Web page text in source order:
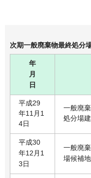
次期一般廃棄物最終処分
年
月
日
平成29
年11月1
4日
一般廃
処分場
平成30
年12月1
3日
一般廃
場候補